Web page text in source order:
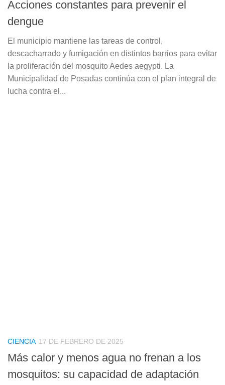
Acciones constantes para prevenir el
dengue
El municipio mantiene las tareas de control,
descacharrado y fumigación en distintos barrios para evitar
la proliferación del mosquito Aedes aegypti. La
Municipalidad de Posadas continúa con el plan integral de
lucha contra el...
CIENCIA 17 DE FEBRERO DE 2025
Más calor y menos agua no frenan a los
mosquitos: su capacidad de adaptación